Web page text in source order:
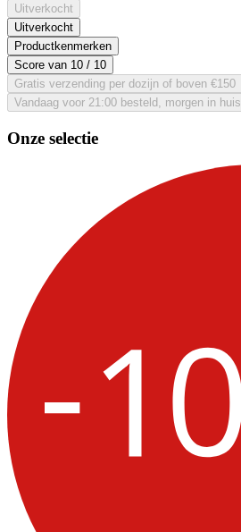
Uitverkocht
Uitverkocht
Productkenmerken
Score van 10 / 10
Gratis verzending per dozijn of boven €150
Vandaag voor 21:00 besteld, morgen in huis
Onze selectie